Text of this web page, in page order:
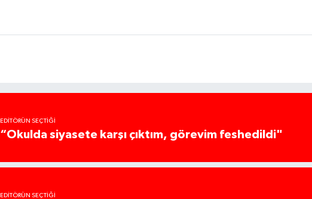
EDITÖRÜN SEÇTIĞI
“Okulda siyasete karşı çıktım, görevim feshedildi"
EDITÖRÜN SEÇTIĞI